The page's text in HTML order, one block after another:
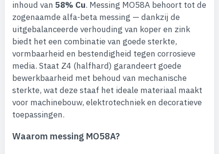
inhoud van 58% Cu. Messing MO58A behoort tot de
zogenaamde alfa-beta messing — dankzij de
uitgebalanceerde verhouding van koper en zink
biedt het een combinatie van goede sterkte,
vormbaarheid en bestendigheid tegen corrosieve
media. Staat Z4 (halfhard) garandeert goede
bewerkbaarheid met behoud van mechanische
sterkte, wat deze staaf het ideale materiaal maakt
voor machinebouw, elektrotechniek en decoratieve
toepassingen.
Waarom messing MO58A?